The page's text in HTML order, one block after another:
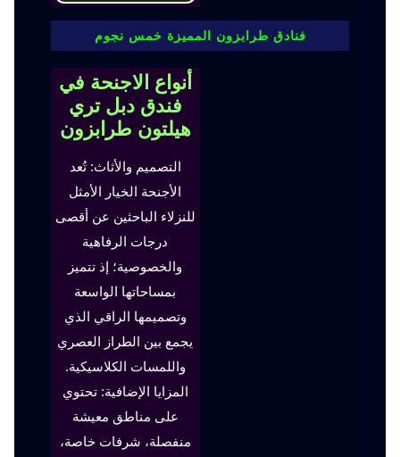
فنادق طرابزون المميزة خمس نجوم
أنواع الاجنحة في
فندق دبل تري
هيلتون طرابزون
التصميم والأثاث: تُعد
الأجنحة الخيار الأمثل
للنزلاء الباحثين عن أقصى
درجات الرفاهية
والخصوصية؛ إذ تتميز
بمساحاتها الواسعة
وتصميمها الراقي الذي
يجمع بين الطراز العصري
واللمسات الكلاسيكية.
المزايا الإضافية: تحتوي
على مناطق معيشة
منفصلة، شرفات خاصة،